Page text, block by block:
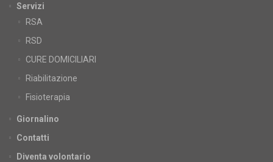
Servizi
RSA
RSD
CURE DOMICILIARI
Riabilitazione
Fisioterapia
Giornalino
Contatti
Diventa volontario